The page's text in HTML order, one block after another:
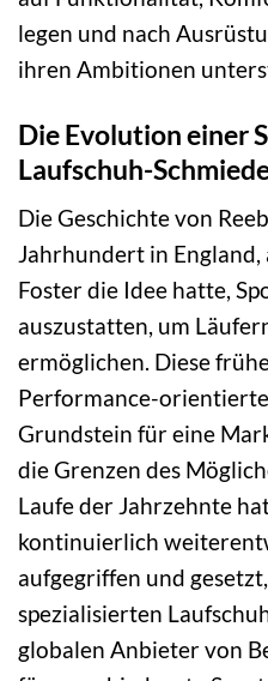
legen und nach
ihren Ambitionen
Die Evolution einer
Laufschuh-
Die Geschichte von
Jahrhundert in England,
Foster die Idee hatte,
auszustatten, um
ermöglichen. Diese
Performance-
Grundstein für eine
die Grenzen des
Laufe der Jahrzehnte
kontinuierlich
aufgegriffen und
spezialisierten
globalen Anbieter von